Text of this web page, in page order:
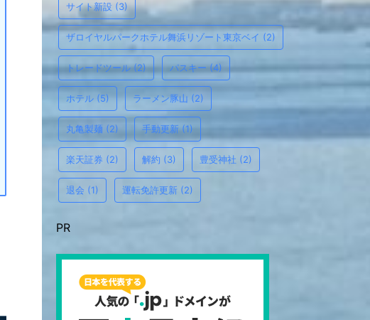
サイト新設 (3)
ザロイヤルパークホテル舞浜リゾート東京ベイ (2)
トレードツール(2) パスキー (4)
ホテル (5) ラーメン豚山 (2)
丸亀製麺 (2) 手動更新(1)
楽天証券 (2) 解約 (3) 豊受神社 (2)
退会 (1) 運転免許更新 (2)
PR